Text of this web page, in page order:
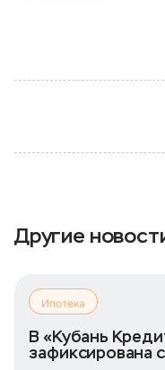
Другие
Ипотека
В «Кубань
зафиксирована